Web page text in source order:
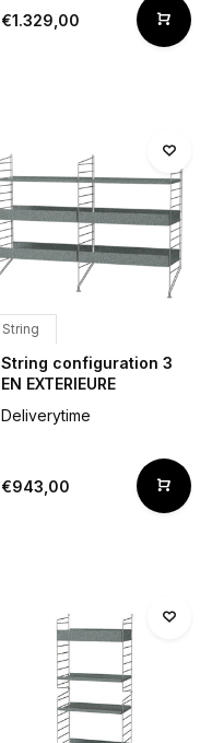
€1.329,00
String
String configuration 3
EN EXTERIEURE
Deliverytime
€943,00